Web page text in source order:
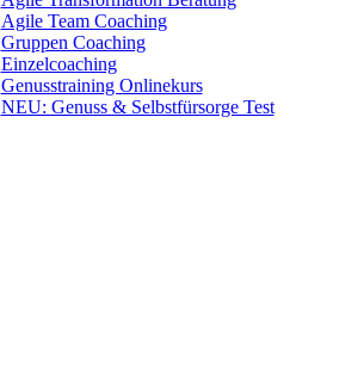
Agile Team Coaching
Gruppen Coaching
Einzelcoaching
Genusstraining Onlinekurs
NEU: Genuss & Selbstfürsorge Test